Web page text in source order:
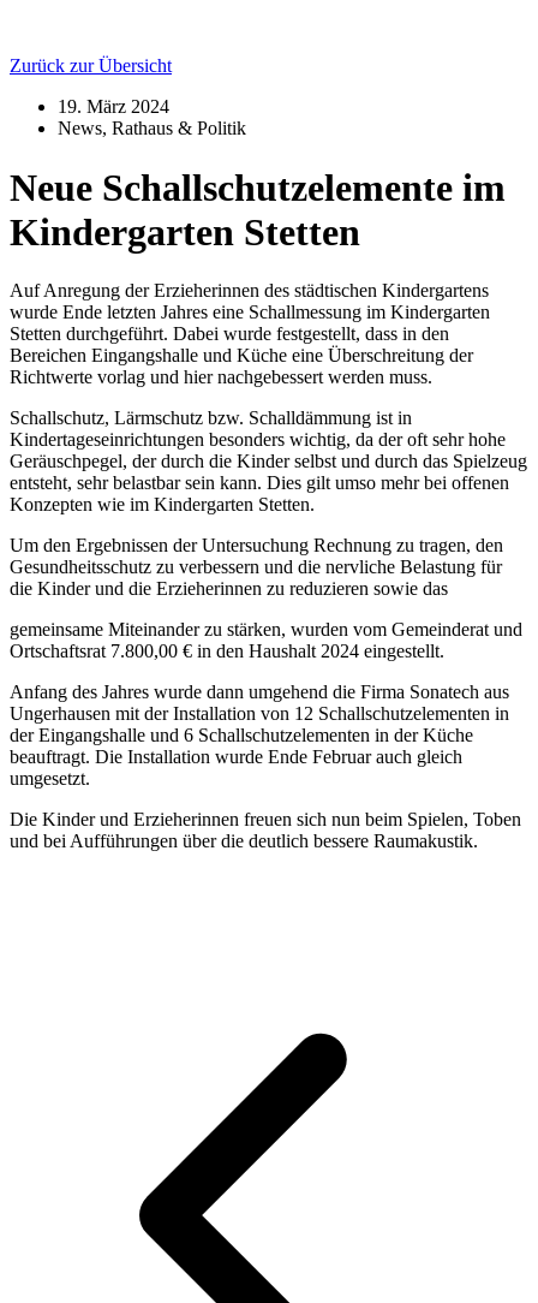
Zurück zur Übersicht
19. März 2024
News, Rathaus & Politik
Neue Schallschutzelemente im
Kindergarten Stetten
Auf Anregung der Erzieherinnen des städtischen Kindergartens
wurde Ende letzten Jahres eine Schallmessung im Kindergarten
Stetten durchgeführt. Dabei wurde festgestellt, dass in den
Bereichen Eingangshalle und Küche eine Überschreitung der
Richtwerte vorlag und hier nachgebessert werden muss.
Schallschutz, Lärmschutz bzw. Schalldämmung ist in
Kindertageseinrichtungen besonders wichtig, da der oft sehr hohe
Geräuschpegel, der durch die Kinder selbst und durch das Spielzeug
entsteht, sehr belastbar sein kann. Dies gilt umso mehr bei offenen
Konzepten wie im Kindergarten Stetten.
Um den Ergebnissen der Untersuchung Rechnung zu tragen, den
Gesundheitsschutz zu verbessern und die nervliche Belastung für
die Kinder und die Erzieherinnen zu reduzieren sowie das
gemeinsame Miteinander zu stärken, wurden vom Gemeinderat und
Ortschaftsrat 7.800,00 € in den Haushalt 2024 eingestellt.
Anfang des Jahres wurde dann umgehend die Firma Sonatech aus
Ungerhausen mit der Installation von 12 Schallschutzelementen in
der Eingangshalle und 6 Schallschutzelementen in der Küche
beauftragt. Die Installation wurde Ende Februar auch gleich
umgesetzt.
Die Kinder und Erzieherinnen freuen sich nun beim Spielen, Toben
und bei Aufführungen über die deutlich bessere Raumakustik.